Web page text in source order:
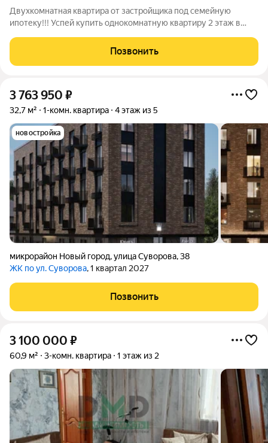
Двухкомнатная квартира от застройщика под семейную
ипотеку!!! Успей купить однокомнатную квартиру 2 этаж в
16 квартир. Общая площадь - 50.2 кв.м. Дом сдан в 2026 году.
Подходит под семейную
Позвонить
3 763 950 ₽
32,7 м² 1-комн. квартира 4 этаж из 5
новостройка
микрорайон Новый город,улица Суворова,38
ЖК по ул. Суворова, 1 квартал 2027
Позвонить
3 100 000 ₽
60,9 м² 3-комн. квартира 1 этаж из 2